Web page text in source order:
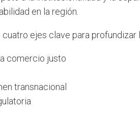
en la región.
ejes clave para profundizar
comercio justo
transnacional